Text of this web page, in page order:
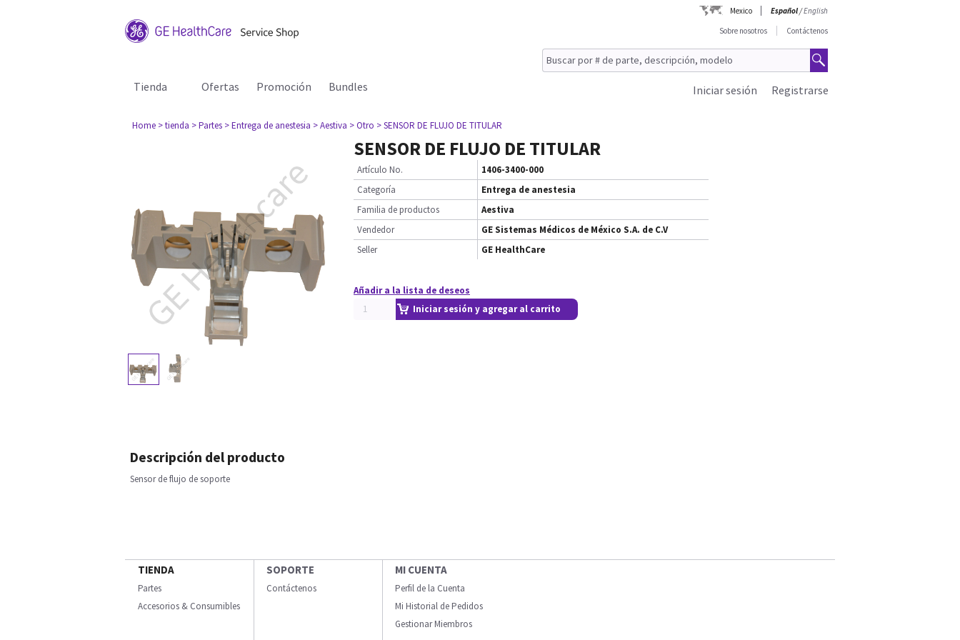
Mexico Español/English
Sobre nosotros
Contáctenos
Tienda Ofertas Promoción Bundles Registrarse
Iniciar sesión
Home > tienda > Partes > Entrega de anestesia > Aestiva > Otro > SENSOR DE FLUJO DE TITULAR
SENSOR DE FLUJO DE TITULAR
Artículo No.
1406-3400-000
Categoría
Entrega de anestesia
Familia de productos
Aestiva
Vendedor
GE Sistemas Médicos de México S.A. de C.V
Seller
GE HealthCare
Añadir a la lista de deseos
Iniciar sesión y agregar al carrito
Descripción del producto
Sensor de flujo de soporte
TIENDA
Partes
Accesorios & Consumibles
SOPORTE
Contáctenos
MI CUENTA
Perfil de la Cuenta
Mi Historial de Pedidos
Gestionar Miembros